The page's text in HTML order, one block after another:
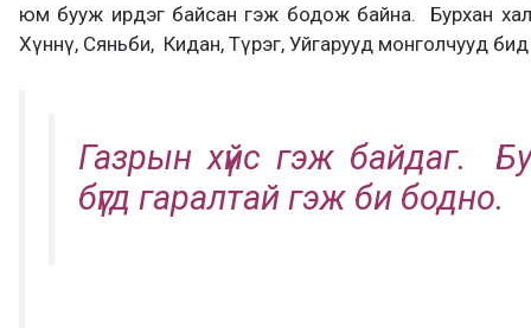
юм бууж ирдэг байсан гэж бодож байна. Бурхан
Хүннү, Сяньби, Кидан, Түрэг, Уйгарууд монголчууд
Газрын хүйс гэж байдаг.
бүгд гаралтай гэж би бодно.